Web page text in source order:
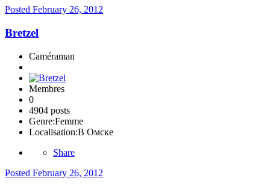
Posted February 26, 2012
Bretzel
Caméraman
Membres
0
4904 posts
Genre:Femme
Localisation:В Омске
Share
Posted February 26, 2012